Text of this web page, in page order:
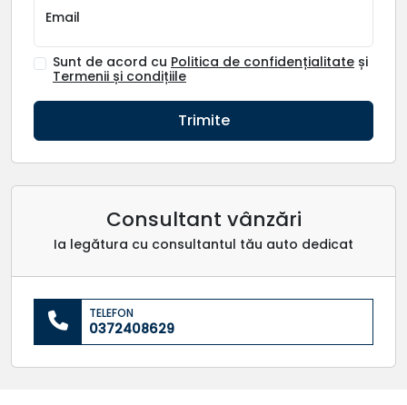
Email
Sunt de acord cu Politica de confidențialitate și
Termenii și condițiile
Trimite
Consultant vânzări
Ia legătura cu consultantul tău auto dedicat
TELEFON
0372408629